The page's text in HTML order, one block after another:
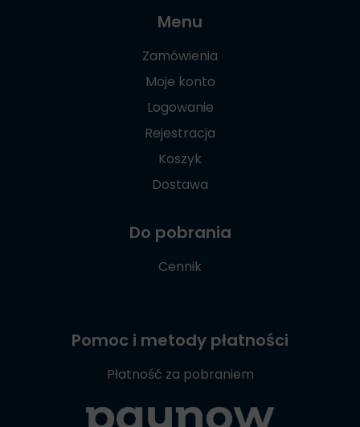
Menu
Zamówienia
Moje konto
Logowanie
Rejestracja
Koszyk
Dostawa
Do pobrania
Cennik
Pomoc i metody płatności
Płatność za pobraniem